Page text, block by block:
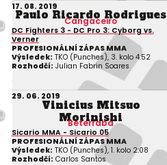
17. 08. 2019
Paulo Ricardo Rodrigues
Cangaceiro
DC Fighters 3 - DC Pro 3: Cyborg vs.
Verner
PROFESIONÁLNÍ ZÁPAS MMA
Výsledek: TKO (Punches), 3. kolo 4:52
Rozhodčí: Julian Fabrin Soares
29. 06. 2019
Vinicius Mitsuo
Morinishi
Beterraba
Sicario MMA - Sicario 05
PROFESIONÁLNÍ ZÁPAS MMA
Výsledek: TKO (Punches), 1. kolo 2:08
Rozhodčí: Carlos Santos